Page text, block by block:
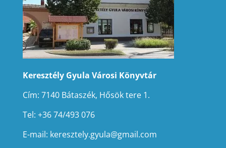
Keresztély Gyula Városi Könyvtár
Cím: 7140 Bátaszék, Hősök tere 1.
Tel: +36 74/493 076
E-mail: keresztely.gyula@gmail.com